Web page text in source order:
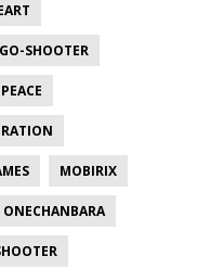
SHOOTER
MOBIRIX
ONECHANBARA